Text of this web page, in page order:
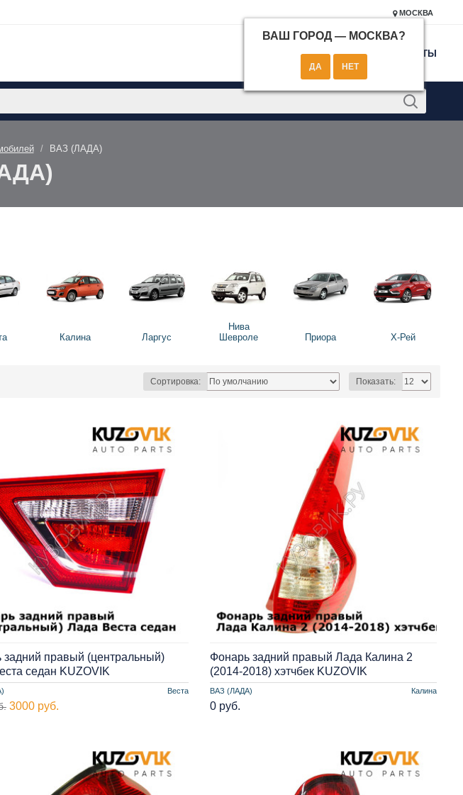
МОСКВА
ВАШ ГОРОД — МОСКВА?
КОНТАКТЫ
ВАЗ (ЛАДА)
Калина Ларгус
Нива
Шевроле
Приора Х-Рей
Сортировка: Показать:
Веста
задний правый (центральный)
седан KUZOVIK
3000 руб.
ВАЗ (ЛАДА) Калина
Фонарь задний правый Лада Калина 2
(2014-2018) хэтчбек KUZOVIK
0 руб.